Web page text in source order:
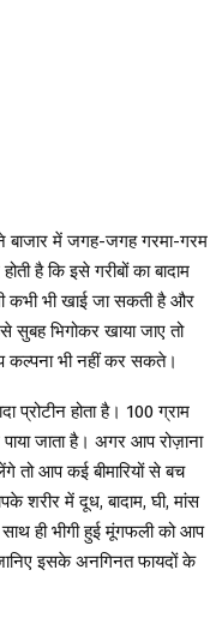
बाजार में जगह-जगह गरमा-गरम
है कि इसे गरीबों का बादाम
कभी भी खाई जा सकती है और
भिगोकर खाया जाए तो
भी नहीं कर सकते।
प्रोटीन होता है। 100 ग्राम
जाता है। अगर आप रोज़ाना
तो आप कई बीमारियों से बच
में दूध, बादाम, घी, मांस
ही भीगी हुई मूंगफली को आप
इसके अनगिनत फायदों के